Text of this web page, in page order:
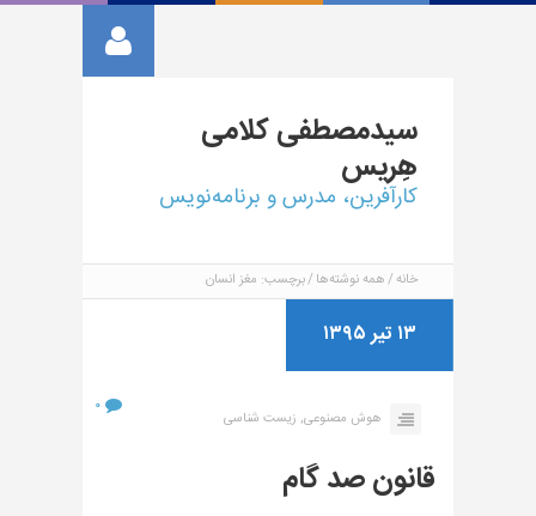
سیدمصطفیکلامی
هِریس
کارآفرین، مدرس و برنامه‌نویس
خانه همه نوشته‌ها برچسب: مغز انسان
۱۳ تیر ۱۳۹۵
هوش مصنوعی, زیست شناسی
۰
قانون صد گام